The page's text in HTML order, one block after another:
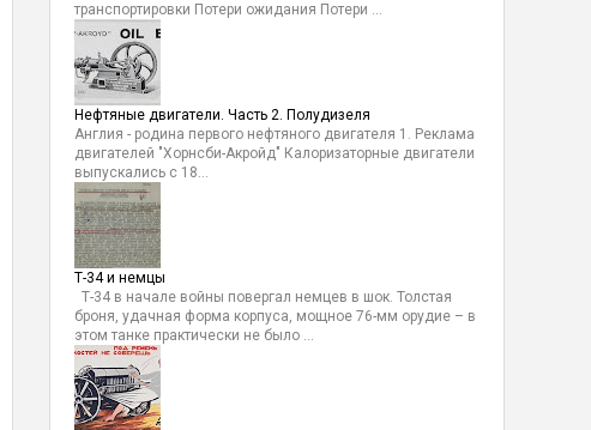
транспортировки Потери ожидания Потери ...
Нефтяные двигатели. Часть 2. Полудизеля
Англия - родина первого нефтяного двигателя 1. Реклама
двигателей "Хорнсби-Акройд" Калоризаторные двигатели
выпускались с 18...
Т-34 и немцы
Т-34 в начале войны повергал немцев в шок. Толстая
броня, удачная форма корпуса, мощное 76-мм орудие – в
этом танке практически не было ...